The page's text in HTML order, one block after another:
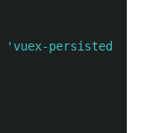
' vuex-